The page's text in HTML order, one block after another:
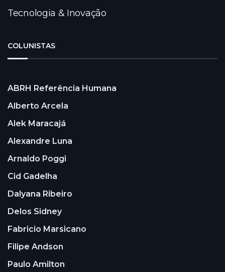
Tecnologia & Inovação
COLUNISTAS
ABRH Referência Humana
Alberto Arcela
Alek Maracajá
Alexandre Luna
Arnaldo Poggi
Cid Gadelha
Dalyana Ribeiro
Delos Sidney
Fabricio Marsicano
Filipe Andson
Paulo Amilton